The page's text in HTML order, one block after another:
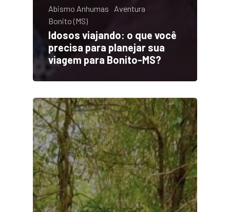
Abismo Anhumas
Aventura
Bonito (MS)
Idosos viajando: o que você
precisa para planejar sua
viagem para Bonito-MS?